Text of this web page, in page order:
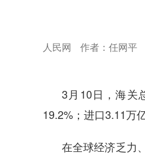
人民网 作者：任网平
3月10日，海关
19.2%；进口3.11万
在全球经济乏力